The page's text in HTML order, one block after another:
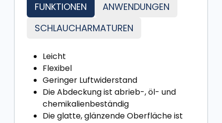
FUNKTIONEN
ANWENDUNGEN
SCHLAUCHARMATUREN
Leicht
Flexibel
Geringer Luftwiderstand
Die Abdeckung ist abrieb-, öl- und
chemikalienbeständig
Die glatte, glänzende Oberfläche ist